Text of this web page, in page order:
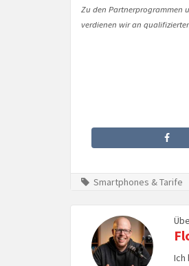
Zu den Partnerprogrammen
verdienen wir an
Smartphones & Tarife
Ich